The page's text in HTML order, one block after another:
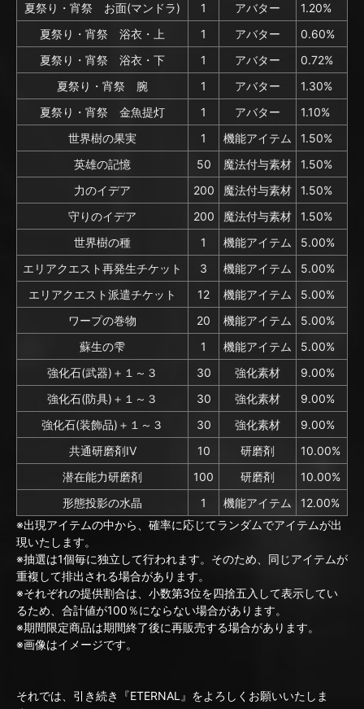
夏祭り・宵祭 お面(マンドラ)
1 アバター
1.20%
夏祭り・宵祭 浴衣・上
1 アバター
0.60%
夏祭り・宵祭 浴衣・下
1 アバター
0.72%
夏祭り・宵祭 腕
1 アバター
1.30%
夏祭り・宵祭 金魚提灯
1 アバター
1.10%
世界樹の果実
1 機能アイテム
1.50%
英雄の記憶
50 魔法付与素材
1.50%
力のイデア
200 魔法付与素材
1.50%
守りのイデア
200 魔法付与素材
1.50%
世界樹の種
1 機能アイテム
5.00%
エリアクエスト再発生チケット
3 機能アイテム
5.00%
エリアクエスト派遣チケット
12 機能アイテム
5.00%
ワープの巻物
20 機能アイテム
5.00%
蘇生の雫
1 機能アイテム
5.00%
強化石(武器)＋１～３
30 強化素材
9.00%
強化石(防具)＋１～３
30 強化素材
9.00%
強化石(装飾品)＋１～３
30 強化素材
9.00%
共通研磨剤IV
10 研磨剤
10.00%
潜在能力研磨剤
100 研磨剤
10.00%
形態投影の水晶
1 機能アイテム
12.00%
※出現アイテムの中から、確率に応じてランダムでアイテムが出
現いたします。
※抽選は1個毎に独立して行われます。そのため、同じアイテムが
重複して排出される場合があります。
※それぞれの提供割合は、小数第3位を四捨五入して表示してい
るため、合計値が100％にならない場合があります。
※期間限定商品は期間終了後に再販売する場合があります。
※画像はイメージです。
それでは、引き続き『ETERNAL』をよろしくお願いいたしま